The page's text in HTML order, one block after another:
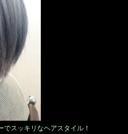
スッキリなヘアスタイル！